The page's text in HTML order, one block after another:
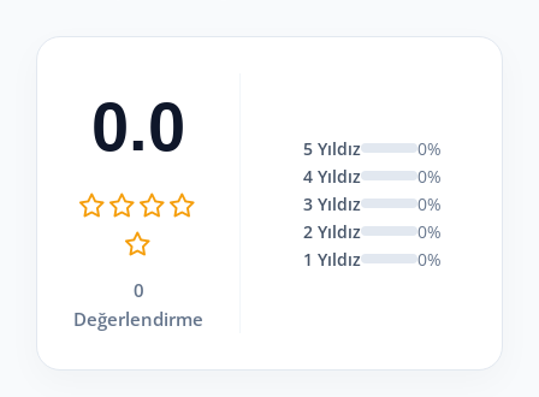
0.0
0
Değerlendirme
5 Yıldız
0%
4 Yıldız
0%
3 Yıldız
0%
2 Yıldız
0%
1 Yıldız
0%